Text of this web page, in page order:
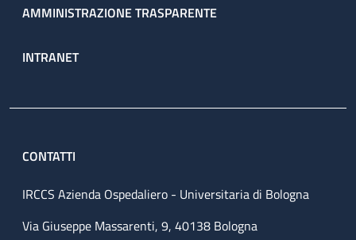
AMMINISTRAZIONE TRASPARENTE
INTRANET
CONTATTI
IRCCS Azienda Ospedaliero - Universitaria di Bologna
Via Giuseppe Massarenti, 9, 40138 Bologna